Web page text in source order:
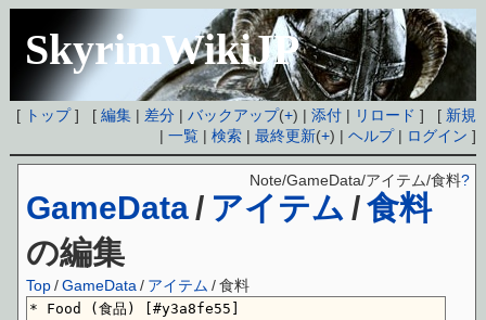
SkyrimWikiJP
[ トップ] [編集 | 差分 |バックアップ(+) |添付 | リロード ] [ 新規
|一覧 |検索 |最終更新(+) |ヘルプ| ログイン ]
GameData / アイテム /食料
の編集
Note/GameData/アイテム/食料?
Top /GameData / アイテム / 食料